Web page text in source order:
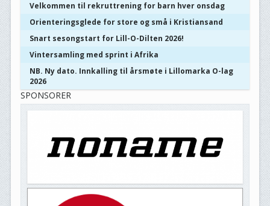
Velkommen til rekruttrening for barn hver onsdag
Orienteringsglede for store og små i Kristiansand
Snart sesongstart for Lill-O-Dilten 2026!
Vintersamling med sprint i Afrika
NB. Ny dato. Innkalling til årsmøte i Lillomarka O-lag
2026
SPONSORER